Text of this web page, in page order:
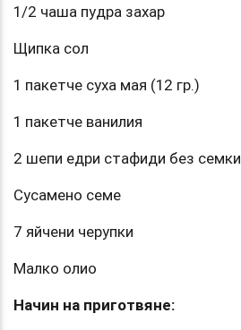
1/2 чаша пудра захар
Щипка сол
1 пакетче суха мая (12 гр.)
1 пакетче ванилия
2 шепи едри стафиди без семки
Сусамено семе
7 яйчени черупки
Малко олио
Начин на приготвяне: